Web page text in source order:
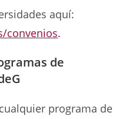
aquí:
convenios.
de
programa de